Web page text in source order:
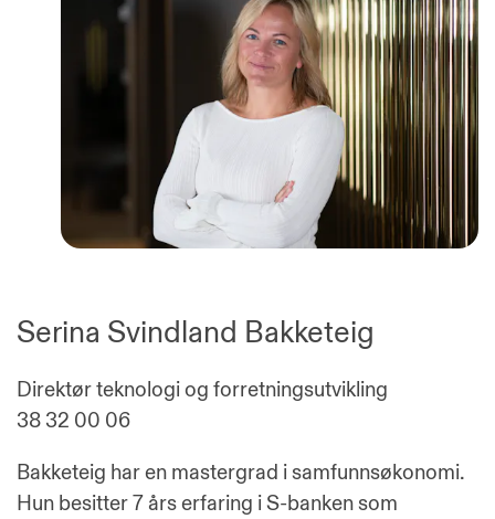
Serina Svindland Bakketeig
Direktør teknologi og forretningsutvikling
38 32 00 06
Bakketeig har en mastergrad i samfunnsøkonomi.
Hun besitter 7 års erfaring i S-banken som